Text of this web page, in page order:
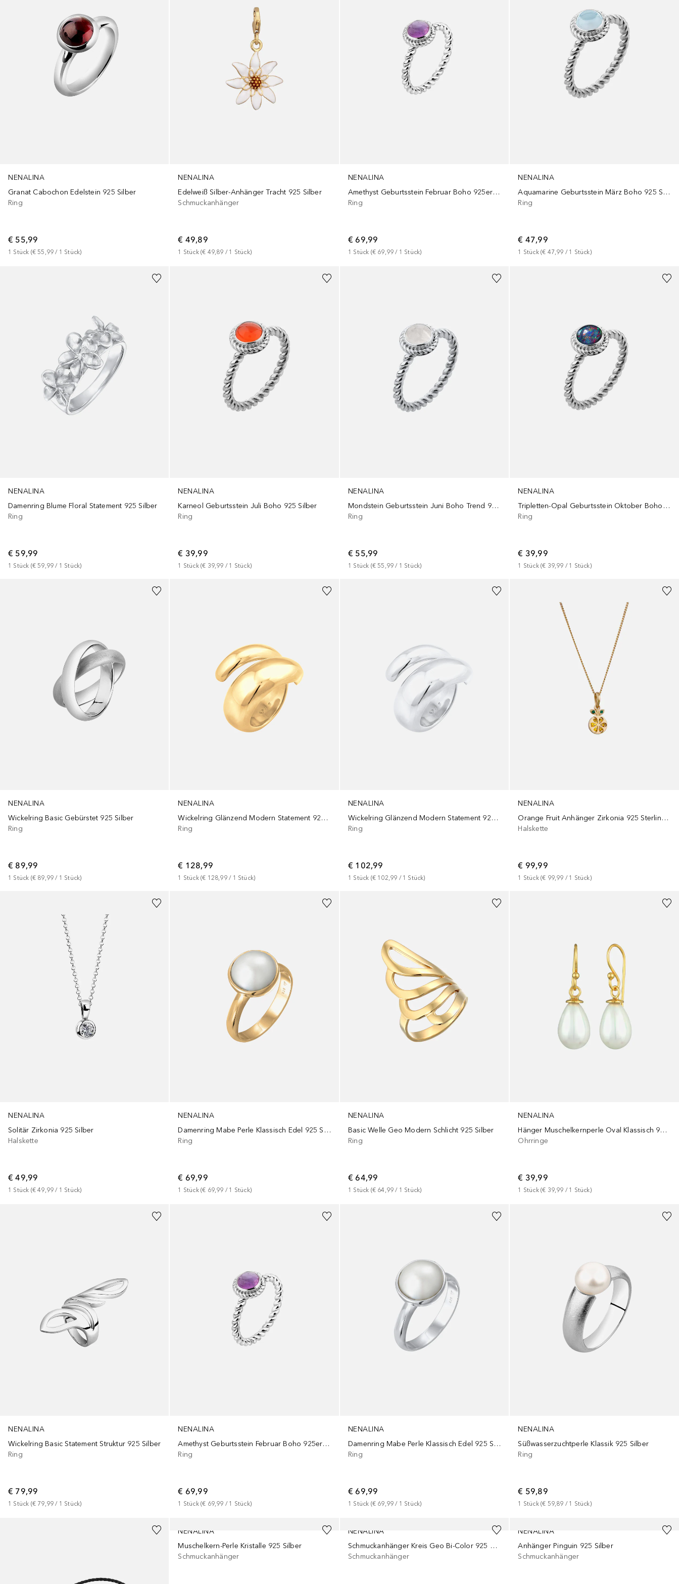
NENALINA
Granat Cabochon Edelstein 925 Silber
Ring
€ 55,99
1 Stück (€ 55,99 / 1 Stück)
NENALINA
Edelweiß Silber-Anhänger Tracht 925 Silber
Schmuckanhänger
€ 49,89
1 Stück (€ 49,89 / 1 Stück)
NENALINA
Amethyst Geburtsstein Februar Boho 925er Silber
Ring
€ 69,99
1 Stück (€ 69,99 / 1 Stück)
NENALINA
Aquamarine Geburtsstein März Boho 925 Silber
Ring
€ 47,99
1 Stück (€ 47,99 / 1 Stück)
NENALINA
Damenring Blume Floral Statement 925 Silber
Ring
€ 59,99
1 Stück (€ 59,99 / 1 Stück)
NENALINA
Karneol Geburtsstein Juli Boho 925 Silber
Ring
€ 39,99
1 Stück (€ 39,99 / 1 Stück)
NENALINA
Mondstein Geburtsstein Juni Boho Trend 925 Silber
Ring
€ 55,99
1 Stück (€ 55,99 / 1 Stück)
NENALINA
Tripletten-Opal Geburtsstein Oktober Boho 925 Silber
Ring
€ 39,99
1 Stück (€ 39,99 / 1 Stück)
NENALINA
Wickelring Basic Gebürstet 925 Silber
Ring
€ 89,99
1 Stück (€ 89,99 / 1 Stück)
NENALINA
Wickelring Glänzend Modern Statement 925 Silber
Ring
€ 128,99
1 Stück (€ 128,99 / 1 Stück)
NENALINA
Wickelring Glänzend Modern Statement 925 Silber
Ring
€ 102,99
1 Stück (€ 102,99 / 1 Stück)
NENALINA
Orange Fruit Anhänger Zirkonia 925 Sterling Silber vergoldet
Halskette
€ 99,99
1 Stück (€ 99,99 / 1 Stück)
NENALINA
Solitär Zirkonia 925 Silber
Halskette
€ 49,99
1 Stück (€ 49,99 / 1 Stück)
NENALINA
Damenring Mabe Perle Klassisch Edel 925 Silber
Ring
€ 69,99
1 Stück (€ 69,99 / 1 Stück)
NENALINA
Basic Welle Geo Modern Schlicht 925 Silber
Ring
€ 64,99
1 Stück (€ 64,99 / 1 Stück)
NENALINA
Hänger Muschelkernperle Oval Klassisch 925 Silber
Ohrringe
€ 39,99
1 Stück (€ 39,99 / 1 Stück)
NENALINA
Wickelring Basic Statement Struktur 925 Silber
Ring
€ 79,99
1 Stück (€ 79,99 / 1 Stück)
NENALINA
Amethyst Geburtsstein Februar Boho 925er Silber
Ring
€ 69,99
1 Stück (€ 69,99 / 1 Stück)
NENALINA
Damenring Mabe Perle Klassisch Edel 925 Silber
Ring
€ 69,99
1 Stück (€ 69,99 / 1 Stück)
NENALINA
Süßwasserzuchtperle Klassik 925 Silber
Ring
€ 59,89
1 Stück (€ 59,89 / 1 Stück)
NENALINA
Muschelkern-Perle Kristalle 925 Silber
Schmuckanhänger
NENALINA
Schmuckanhänger Kreis Geo Bi-Color 925 Silber
Schmuckanhänger
NENALINA
Anhänger Pinguin 925 Silber
Schmuckanhänger